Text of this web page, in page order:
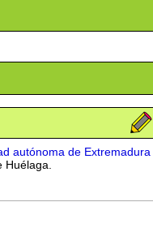
autónoma de Extremadura